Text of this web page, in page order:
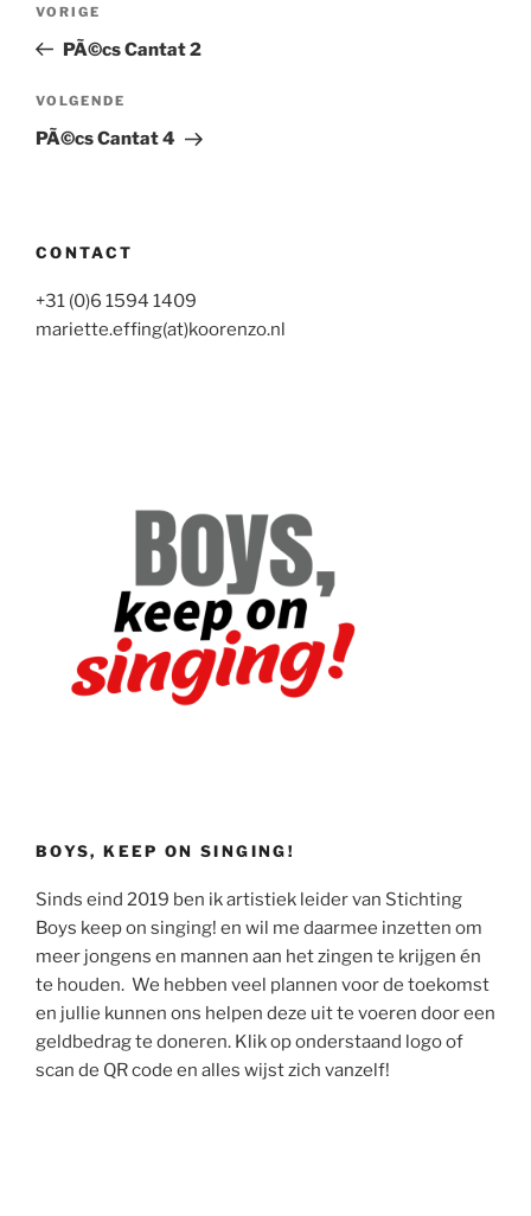
navigatie
Vorig
bericht
VORIGE
PÃ©cs Cantat 2
Volgend
bericht
VOLGENDE
PÃ©cs Cantat 4
CONTACT
+31 (0)6 1594 1409
mariette.effing(at)koorenzo.nl
BOYS, KEEP ON SINGING!
Sinds eind 2019 ben ik artistiek leider van Stichting
Boys keep on singing! en wil me daarmee inzetten om
meer jongens en mannen aan het zingen te krijgen én
te houden. We hebben veel plannen voor de toekomst
en jullie kunnen ons helpen deze uit te voeren door een
geldbedrag te doneren. Klik op onderstaand logo of
scan de QR code en alles wijst zich vanzelf!